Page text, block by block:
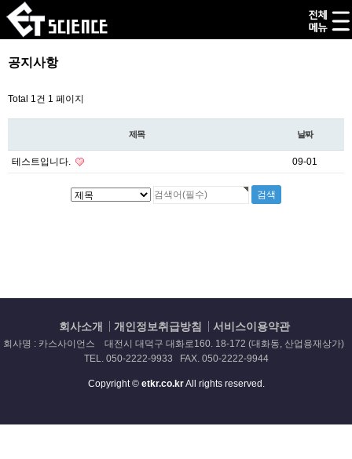
공지사항
Total 1건 1 페이지
제목 날짜
테스트입니다. 09-01
회사소개 개인정보취급방침 서비스이용약관
회사명 : 카스사이언스 대전시 대덕구 대화로160. 18-172 (대화동, 산업용재상가)
TEL. 050-2222-9933 FAX. 050-2222-9944
Copyright © etkr.co.krAll rights reserved.